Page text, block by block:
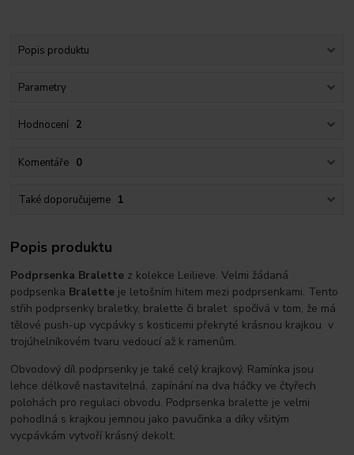
Popis produktu
Parametry
Hodnocení 2
Komentáře 0
Také doporučujeme 1
Popis produktu
Podprsenka Bralette z kolekce Leilieve. Velmi žádaná
podpsenka Bralette je letošním hitem mezi podprsenkami. Tento
střih podprsenky braletky, bralette či bralet spočívá v tom, že má
tělové push-up vycpávky s kosticemi překryté krásnou krajkou v
trojúhelníkovém tvaru vedoucí až k ramenům.
Obvodový díl podprsenky je také celý krajkový. Ramínka jsou
lehce délkově nastavitelná, zapínání na dva háčky ve čtyřech
polohách pro regulaci obvodu. Podprsenka bralette je velmi
pohodlná s krajkou jemnou jako pavučinka a díky všitým
vycpávkám vytvoří krásný dekolt.